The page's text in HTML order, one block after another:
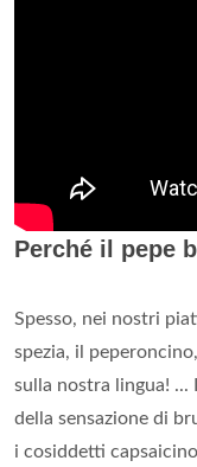
Perché il pepe
Spesso, nei nostri
spezia, il
sulla nostra lingua!
della sensazione di
i cosiddetti